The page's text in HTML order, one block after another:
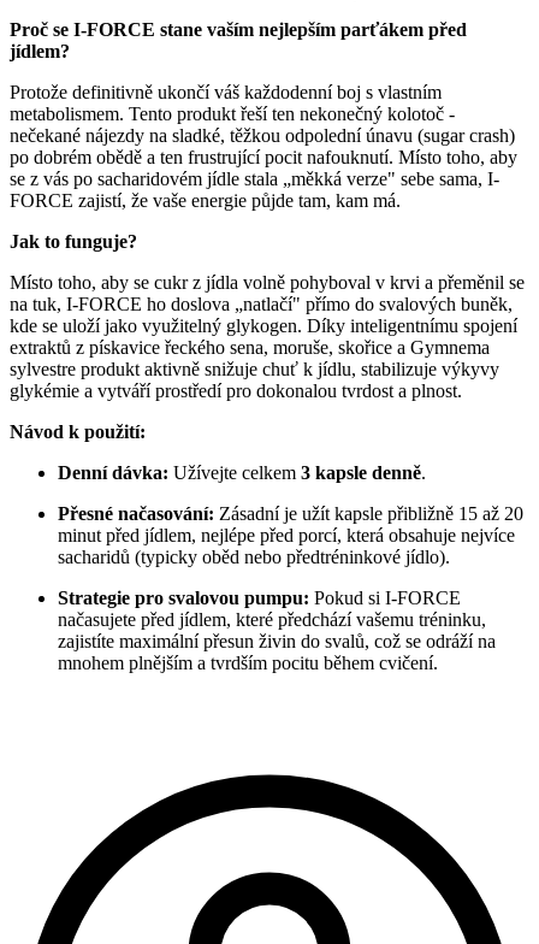
Proč se I-FORCE stane vaším nejlepším parťákem před
jídlem?
Protože definitivně ukončí váš každodenní boj s vlastním
metabolismem. Tento produkt řeší ten nekonečný kolotoč -
nečekané nájezdy na sladké, těžkou odpolední únavu (sugar crash)
po dobrém obědě a ten frustrující pocit nafouknutí. Místo toho, aby
se z vás po sacharidovém jídle stala „měkká verze" sebe sama, I-
FORCE zajistí, že vaše energie půjde tam, kam má.
Jak to funguje?
Místo toho, aby se cukr z jídla volně pohyboval v krvi a přeměnil se
na tuk, I-FORCE ho doslova „natlačí" přímo do svalových buněk,
kde se uloží jako využitelný glykogen. Díky inteligentnímu spojení
extraktů z pískavice řeckého sena, moruše, skořice a Gymnema
sylvestre produkt aktivně snižuje chuť k jídlu, stabilizuje výkyvy
glykémie a vytváří prostředí pro dokonalou tvrdost a plnost.
Návod k použití:
Denní dávka: Užívejte celkem 3 kapsle denně.
Přesné načasování: Zásadní je užít kapsle přibližně 15 až 20
minut před jídlem, nejlépe před porcí, která obsahuje nejvíce
sacharidů (typicky oběd nebo předtréninkové jídlo).
Strategie pro svalovou pumpu: Pokud si I-FORCE
načasujete před jídlem, které předchází vašemu tréninku,
zajistíte maximální přesun živin do svalů, což se odráží na
mnohem plnějším a tvrdším pocitu během cvičení.